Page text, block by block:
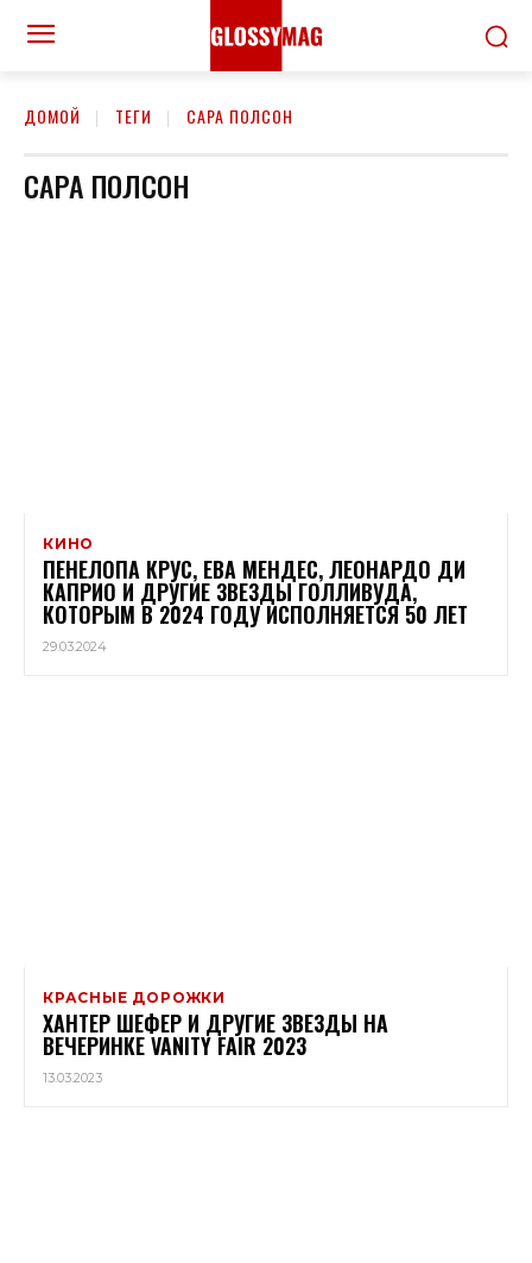
ДОМОЙ ТЕГИ САРА ПОЛСОН
САРА ПОЛСОН
КИНО
ПЕНЕЛОПА КРУС, ЕВА МЕНДЕС, ЛЕОНАРДО ДИ
КАПРИО И ДРУГИЕ ЗВЕЗДЫ ГОЛЛИВУДА,
КОТОРЫМ В 2024 ГОДУ ИСПОЛНЯЕТСЯ 50 ЛЕТ
29.03.2024
КРАСНЫЕ ДОРОЖКИ
ХАНТЕР ШЕФЕР И ДРУГИЕ ЗВЕЗДЫ НА
ВЕЧЕРИНКЕ VANITY FAIR 2023
13.03.2023